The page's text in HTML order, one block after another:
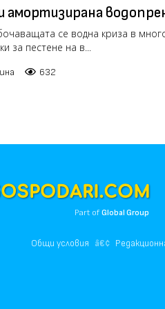
амортизирана
над половин милион
се водна криза в
за пестене на в...
632
Part ofGlobal Group
Общи условия